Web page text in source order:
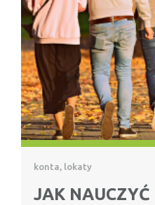
konta, lokaty
JAK